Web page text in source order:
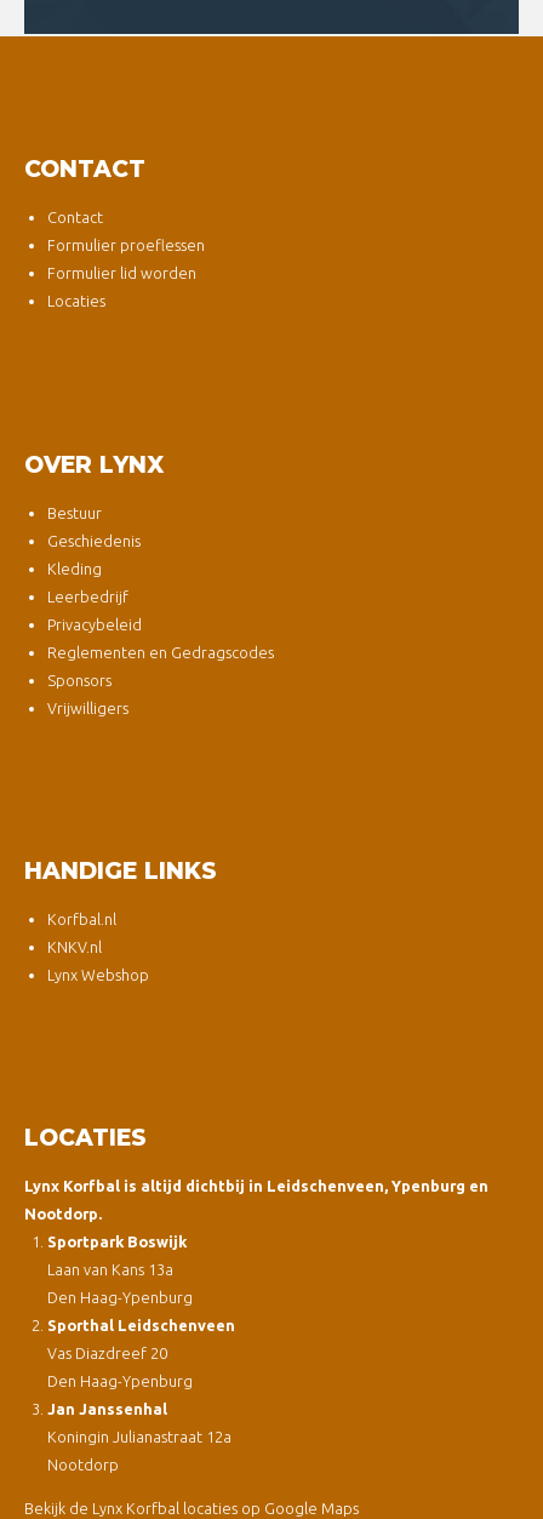
CONTACT
Contact
Formulier proeflessen
Formulier lid worden
Locaties
OVER LYNX
Bestuur
Geschiedenis
Kleding
Leerbedrijf
Privacybeleid
Reglementen en Gedragscodes
Sponsors
Vrijwilligers
HANDIGE LINKS
Korfbal.nl
KNKV.nl
Lynx Webshop
LOCATIES
Lynx Korfbal is altijd dichtbij in Leidschenveen, Ypenburg en
Nootdorp.
Sportpark Boswijk
Laan van Kans 13a
Den Haag-Ypenburg
Sporthal Leidschenveen
Vas Diazdreef 20
Den Haag-Ypenburg
Jan Janssenhal
Koningin Julianastraat 12a
Nootdorp
Bekijk de Lynx Korfbal locaties op Google Maps